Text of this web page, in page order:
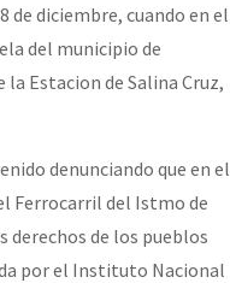
de diciembre, cuando en el
del municipio de
Estacion de Salina Cruz,
denunciando que en el
Ferrocarril del Istmo de
derechos de los pueblos
por el Instituto Nacional